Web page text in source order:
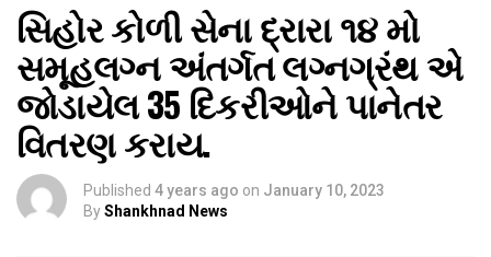
સિહોર કોળી સેના દ્રારા ૧૪ મો
સમૂહલગ્ન અંતર્ગત લગ્નગ્રંથ એ
જોડાયેલ 35 દિકરીઓને પાનેતર
વિતરણ કરાય.
Published 4 years ago on January 10, 2023
ByShankhnad News